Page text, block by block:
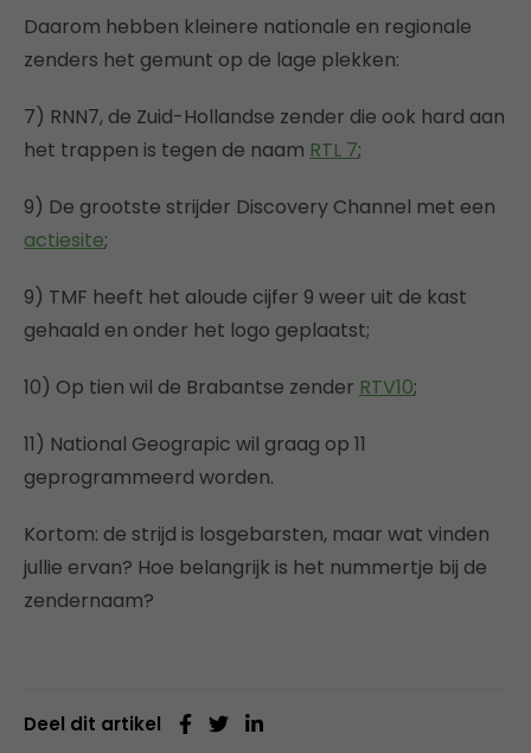
Daarom hebben kleinere nationale en regionale
zenders het gemunt op de lage plekken:
7) RNN7, de Zuid-Hollandse zender die ook hard aan
het trappen is tegen de naam RTL 7;
9) De grootste strijder Discovery Channel met een
actiesite;
9) TMF heeft het aloude cijfer 9 weer uit de kast
gehaald en onder het logo geplaatst;
10) Op tien wil de Brabantse zender RTV10;
11) National Geograpic wil graag op 11
geprogrammeerd worden.
Kortom: de strijd is losgebarsten, maar wat vinden
jullie ervan? Hoe belangrijk is het nummertje bij de
zendernaam?
Deel dit artikel